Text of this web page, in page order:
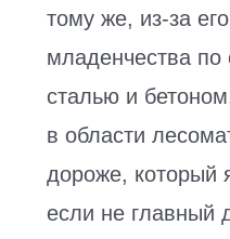
тому же, из-за
младенчества по
сталью и
в области
дороже, который
если не главный